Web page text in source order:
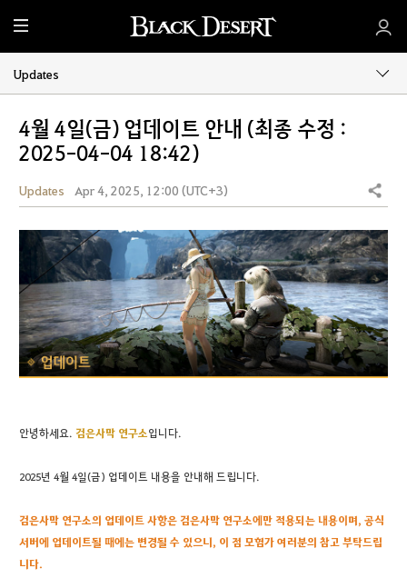
M
e
n
u
Updates
4월 4일(금) 업데이트 안내 (최종 수정 :
2025-04-04 18:42)
Updates Apr 4, 2025, 12:00 (UTC+3) Share
안녕하세요. 검은사막 연구소입니다.
2025년 4월 4일(금) 업데이트 내용을 안내해 드립니다.
검은사막 연구소의 업데이트 사항은 검은사막 연구소에만 적용되는 내용이며, 공식
서버에 업데이트될 때에는 변경될 수 있으니, 이 점 모험가 여러분의 참고 부탁드립
니다.